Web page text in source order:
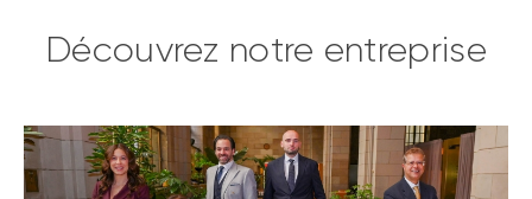
Découvrez notre entreprise